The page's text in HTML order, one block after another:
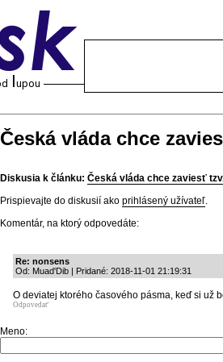
Česká vláda chce
Diskusia k článku: Česká vláda chce zaviesť
Prispievajte do diskusií ako prihlásený užívateľ.
Komentár, na ktorý odpovedáte:
Re: nonsens
Od: Muad'Dib | Pridané: 2018-11-01 21:19:31
O deviatej ktorého časového pásma, keď si už
Odpovedať
Meno: